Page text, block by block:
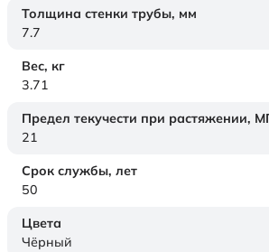
Толщина стенки трубы, мм
7.7
Вес, кг
3.71
Предел текучести при растяжении,
21
Срок службы, лет
50
Цвета
Чёрный